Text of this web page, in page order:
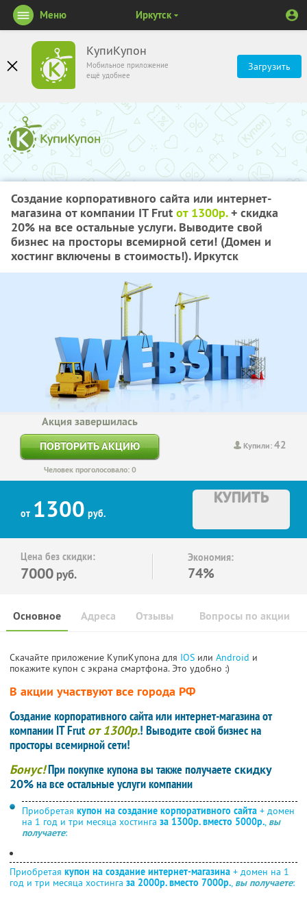
КупиКупон
Мобильное приложение
ещё удобнее
Загрузить
Меню Иркутск
Создание корпоративного сайта или интернет-
магазина от компании IT Frut от 1300р. + скидка
20% на все остальные услуги. Выводите свой
бизнес на просторы всемирной сети! (Домен и
хостинг включены в стоимость!). Иркутск
Купили:42
Акция завершилась
ПОВТОРИТЬ АКЦИЮ
Человек проголосовало: 0
от 1300 руб.
КУПИТЬ
Цена без скидки:
7000 руб.
Экономия:
74%
Основное Отзывы Вопросы по акции
Адреса
Скачайте приложение КупиКупона для IOS или Android и
покажите купон с экрана смартфона. Это удобно :)
В акции участвуют все города РФ
Создание корпоративного сайта или интернет-магазина от
компании IT Frut от 1300р.! Выводите свой бизнес на
просторы всемирной сети!
Бонус!При покупке купона вы также получаете скидку
20%на все остальные услуги компании
Приобретая купон на создание корпоративного сайта + домен
на 1 год и три месяца хостинга за 1300р. вместо 5000р., вы
получаете:
Приобретая купон на создание интернет-магазина + домен на 1
год и три месяца хостинга за 2000р. вместо 7000р., вы получаете: